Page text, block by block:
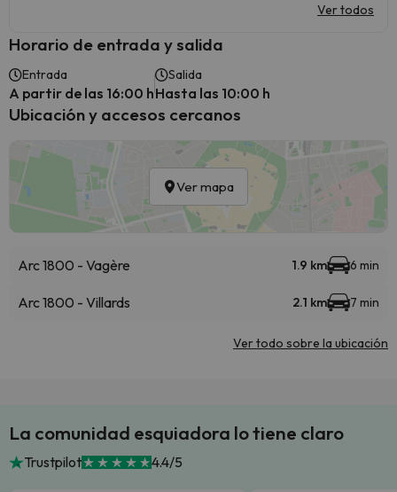
Ver todos
Horario de entrada y salida
Entrada
A partir de las 16:00 h
Salida
Hasta las 10:00 h
Ubicación y accesos cercanos
Ver mapa
Arc 1800 - Vagère 1.9 km 6 min
Arc 1800 - Villards 2.1 km 7 min
Ver todo sobre la ubicación
La comunidad esquiadora lo tiene claro
Trustpilot 4.4/5